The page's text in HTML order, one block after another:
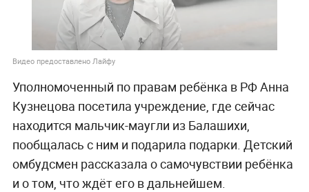
Видео предоставлено Лайфу
Уполномоченный по правам ребёнка в РФ Анна
Кузнецова посетила учреждение, где сейчас
находится мальчик-маугли из Балашихи,
пообщалась с ним и подарила подарки. Детский
омбудсмен рассказала о самочувствии ребёнка
и о том, что ждёт его в дальнейшем.